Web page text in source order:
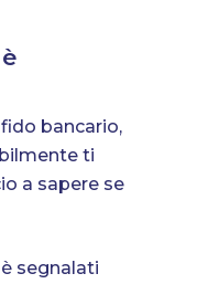
bancario,
ti
a sapere se
segnalati